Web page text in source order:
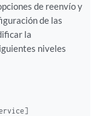
de reenvío y
de las
la
niveles